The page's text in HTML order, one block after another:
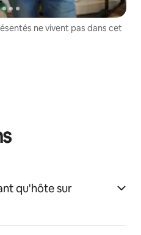
ne vivent pas dans cet
qu'hôte sur